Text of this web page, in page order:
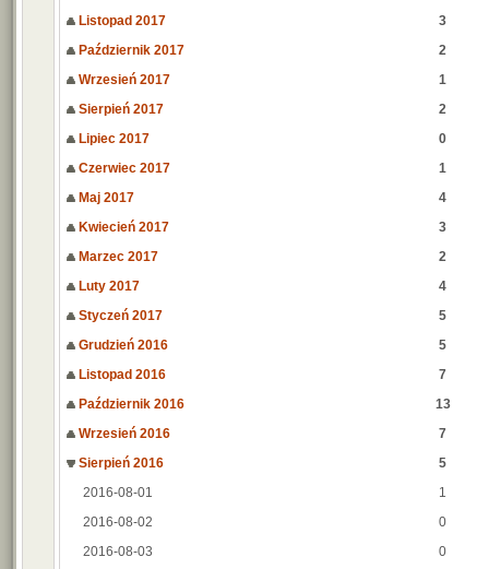
Listopad 2017
3
Październik 2017
2
Wrzesień 2017
1
Sierpień 2017
2
Lipiec 2017
0
Czerwiec 2017
1
Maj 2017
4
Kwiecień 2017
3
Marzec 2017
2
Luty 2017
4
Styczeń 2017
5
Grudzień 2016
5
Listopad 2016
7
Październik 2016
13
Wrzesień 2016
7
Sierpień 2016
5
2016-08-01
1
2016-08-02
0
2016-08-03
0